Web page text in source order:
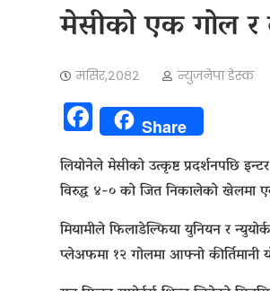
मेसीको एक गोल र
मंसिर,२०८२ न्युजनेपा डेस्क
Facebook
Share
लियोनेले मेसीको उत्कृष्ट प्रदर्शनपछि
विरुद्ध ४-० को जित निकालेको खेलमा
मियामीले फिलाडेल्फिया युनियन र
प्लेअफमा १२ गोलमा आफ्नो